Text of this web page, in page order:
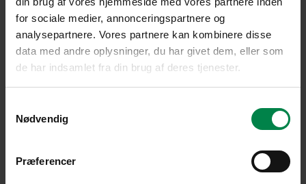
for sociale medier, annonceringspartnere og
analysepartnere. Vores partnere kan kombinere disse
data med andre oplysninger, du har givet dem, eller som
de har indsamlet fra din brug af deres tjenester.
Nødvendig
Præferencer
Products
0,00kr. 0